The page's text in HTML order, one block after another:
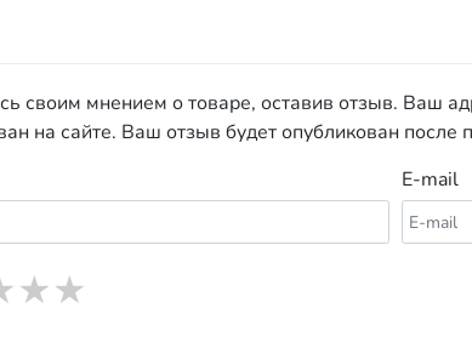
своим мнением о товаре, оставив отзыв. Ваш
на сайте. Ваш отзыв будет опубликован
E-mail
★
★